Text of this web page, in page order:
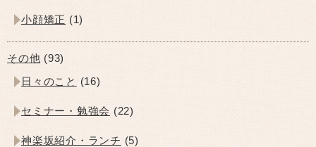
小顔矯正 (1)
その他 (93)
日々のこと (16)
セミナー・勉強会 (22)
神楽坂紹介・ランチ (5)